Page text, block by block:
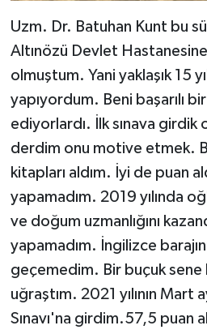
Uzm. Dr. Batuhan Kunt bu
Altınözü Devlet
olmuştum. Yani yaklaşık 15
yapıyordum. Beni başarılı
ediyorlardı. İlk sınava girdik
derdim onu motive etmek.
kitapları aldım. İyi de puan
yapamadım. 2019 yılında
ve doğum uzmanlığını
yapamadım. İngilizce
geçemedim. Bir buçuk sene
uğraştım. 2021 yılının Mart
Sınavı'na girdim.57,5 puan